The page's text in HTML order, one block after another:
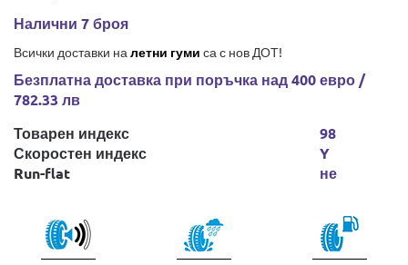
Налични 7 броя
Всички доставки на летни гуми са с нов ДОТ!
Безплатна доставка при поръчка над 400 евро /
782.33 лв
Товарен индекс
Скоростен индекс
Run-flat
98
Y
не